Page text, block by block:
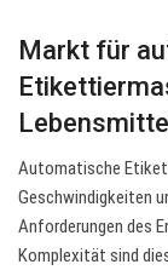
Markt für
Automatische
Geschwindigkeiten
Anforderungen des
Komplexität sind